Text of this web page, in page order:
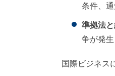
条件、
準拠法
争が発
国際ビジネス